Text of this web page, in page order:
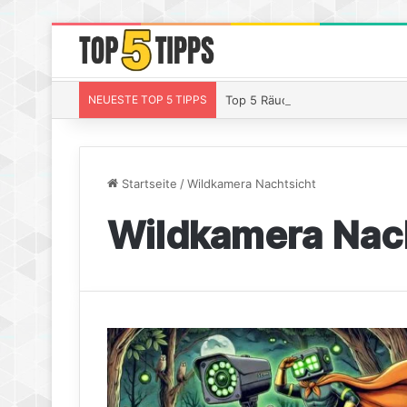
NEUESTE TOP 5 TIPPS Top 5 Räucherchips Whiskey –
Startseite /Wildkamera Nachtsicht
Wildkamera